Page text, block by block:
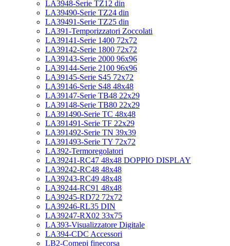
LA3948-Serie TZ12 din
LA39490-Serie TZ24 din
LA39491-Serie TZ25 din
LA391-Temporizzatori Zoccolati
LA39141-Serie 1400 72x72
LA39142-Serie 1800 72x72
LA39143-Serie 2000 96x96
LA39144-Serie 2100 96x96
LA39145-Serie S45 72x72
LA39146-Serie S48 48x48
LA39147-Serie TB48 22x29
LA39148-Serie TB80 22x29
LA391490-Serie TC 48x48
LA391491-Serie TF 22x29
LA391492-Serie TN 39x39
LA391493-Serie TY 72x72
LA392-Termoregolatori
LA39241-RC47 48x48 DOPPIO DISPLAY
LA39242-RC48 48x48
LA39243-RC49 48x48
LA39244-RC91 48x48
LA39245-RD72 72x72
LA39246-RL35 DIN
LA39247-RX02 33x75
LA393-Visualizzatore Digitale
LA394-CDC Accessori
LB2-Comepi finecorsa